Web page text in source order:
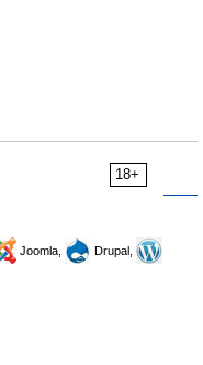
18+
Joomla,
Drupal,